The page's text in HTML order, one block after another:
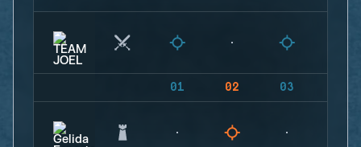
01 02 03